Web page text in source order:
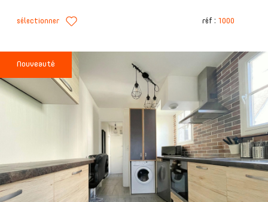
sélectionner réf : 1000
Nouveauté